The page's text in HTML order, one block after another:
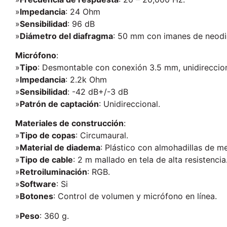
»Impedancia: 24 Ohm
»Sensibilidad: 96 dB
»Diámetro del diafragma: 50 mm con imanes de
Micrófono:
»Tipo: Desmontable con conexión 3.5 mm,
»Impedancia: 2.2k Ohm
»Sensibilidad: -42 dB+/-3 dB
»Patrón de captación: Unidireccional.
Materiales de construcción:
»Tipo de copas: Circumaural.
»Material de diadema: Plástico con almohadillas de
»Tipo de cable: 2 m mallado en tela de alta resistencia.
»Retroiluminación: RGB.
»Software: Si
»Botones: Control de volumen y micrófono en línea.
»Peso: 360 g.